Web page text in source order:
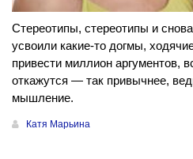
Стереотипы, стереотипы и
усвоили какие-то догмы,
привести миллион аргументов,
откажутся — так привычнее,
мышление.
Катя Марьина